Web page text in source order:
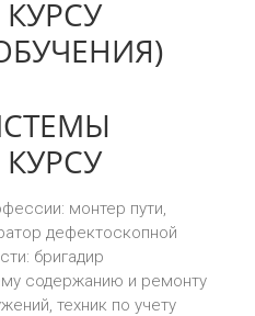
монтер пути,
дефектоскопной
бригадир
содержанию и ремонту
техник по учету